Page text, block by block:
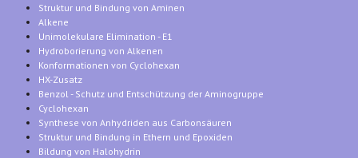
Struktur und Bindung von Aminen
Alkene
Unimolekulare Elimination - E1
Hydroborierung von Alkenen
Konformationen von Cyclohexan
HX-Zusatz
Benzol - Schutz und Entschützung der Aminogruppe
Cyclohexan
Synthese von Anhydriden aus Carbonsäuren
Struktur und Bindung in Ethern und Epoxiden
Bildung von Halohydrin